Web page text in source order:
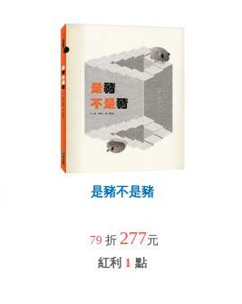
是豬不是豬
79 折 277元
紅利 1 點